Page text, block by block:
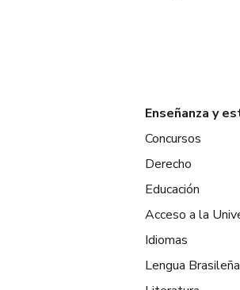
Enseñanza y
Concursos
Derecho
Educación
Acceso a la
Idiomas
Lengua